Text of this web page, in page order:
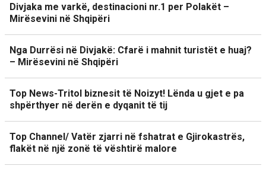
Divjaka me varkë, destinacioni nr.1 per Polakët –
Mirësevini në Shqipëri
Nga Durrësi në Divjakë: Cfarë i mahnit turistët e huaj?
– Mirësevini në Shqipëri
Top News-Tritol biznesit të Noizyt! Lënda u gjet e pa
shpërthyer në derën e dyqanit të tij
Top Channel/ Vatër zjarri në fshatrat e Gjirokastrës,
flakët në një zonë të vështirë malore